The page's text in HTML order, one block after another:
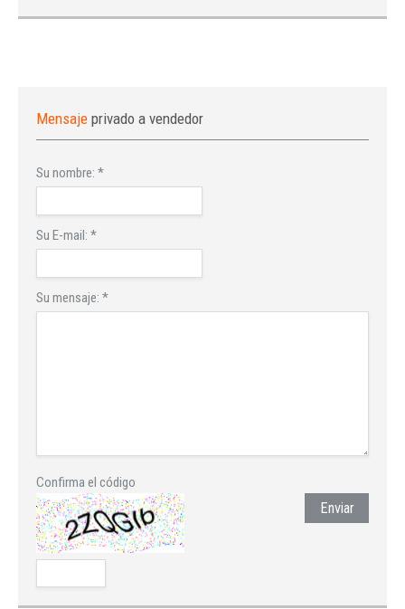
Mensaje privado a vendedor
Su nombre: *
Su E-mail: *
Su mensaje: *
Confirma el código
Enviar